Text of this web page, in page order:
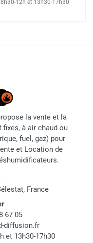
8h30-12h et 13h30-17h30
la vente et la
à air chaud ou
fuel, gaz) pour
et Location de
France
67 05
diffusion.fr
et 13h30-17h30